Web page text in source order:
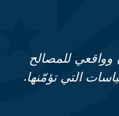
للمصالح
التي تؤمّنها.